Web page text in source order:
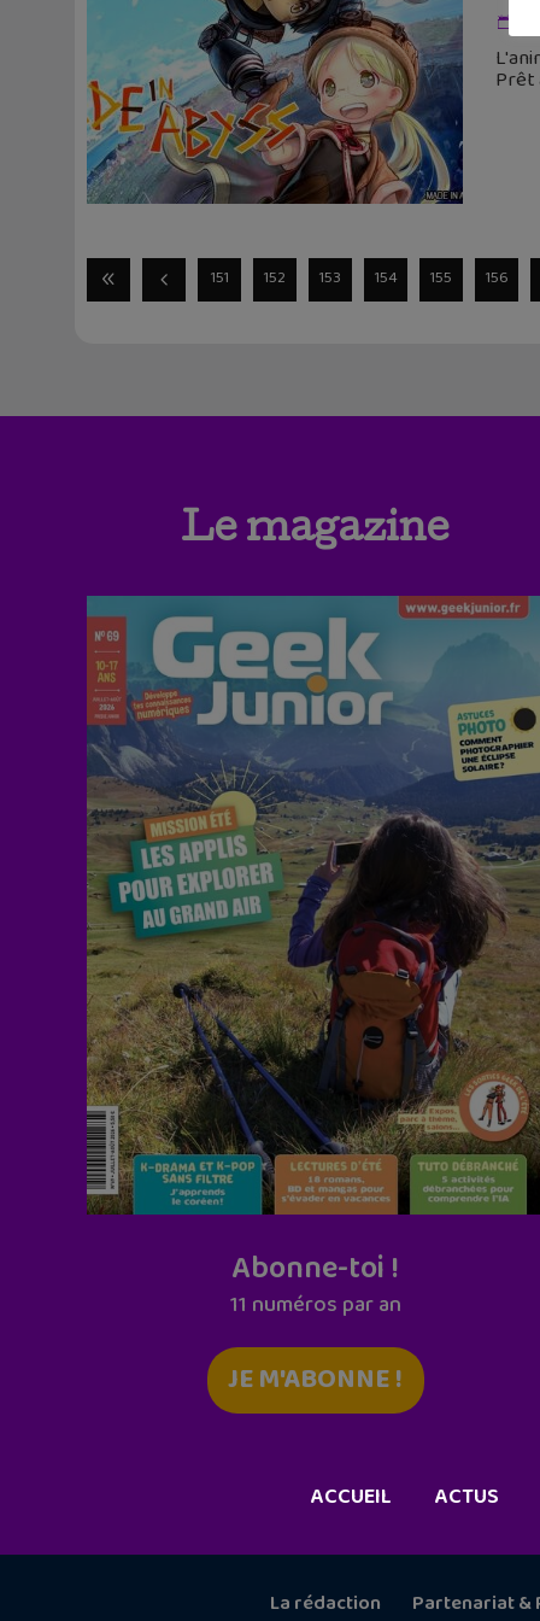
Prêt
151 152 153 154 155 156
Le magazine
Abonne-toi !
11 numéros par an
JE M'ABONNE !
ACCUEIL ACTUS
La rédaction Partenariat &